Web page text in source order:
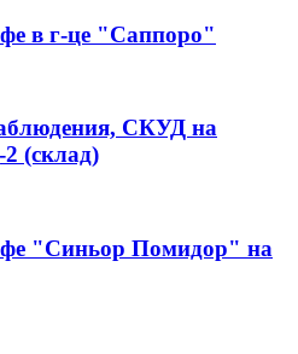
в г-це "Саппоро"
СКУД на
(склад)
"Синьор Помидор" на